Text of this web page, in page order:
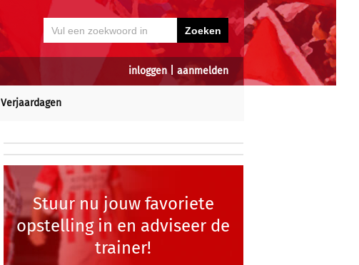
inloggen| aanmelden
Verjaardagen
Stuur nu jouw favoriete
opstelling in en adviseer de
trainer!